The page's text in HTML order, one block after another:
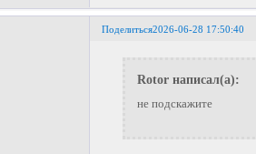
Поделиться2026-06-28 17:50:40
Rotor написал(а):
не подскажите